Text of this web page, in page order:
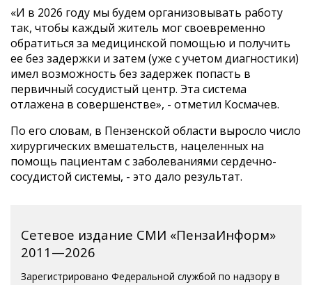
«И в 2026 году мы будем организовывать работу
так, чтобы каждый житель мог своевременно
обратиться за медицинской помощью и получить
ее без задержки и затем (уже с учетом диагностики)
имел возможность без задержек попасть в
первичный сосудистый центр. Эта система
отлажена в совершенстве», - отметил Космачев.
По его словам, в Пензенской области выросло число
хирургических вмешательств, нацеленных на
помощь пациентам с заболеваниями сердечно-
сосудистой системы, - это дало результат.
Сетевое издание СМИ «ПензаИнформ»
2011—2026
Зарегистрировано Федеральной службой по надзору в